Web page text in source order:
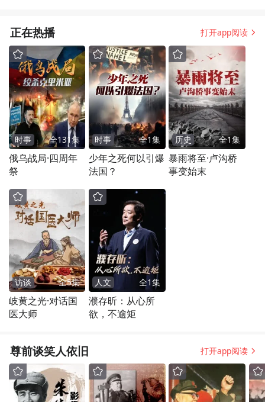
正在热播 打开app阅读
时事 全131集
俄乌战局·四周年
祭
时事 全1集
少年之死何以引爆
法国？
历史 全1集
暴雨将至·卢沟桥
事变始末
访谈 全5集
岐黄之光·对话国
医大师
人文 全1集
濮存昕：从心所
欲，不逾矩
尊前谈笑人依旧 打开app阅读